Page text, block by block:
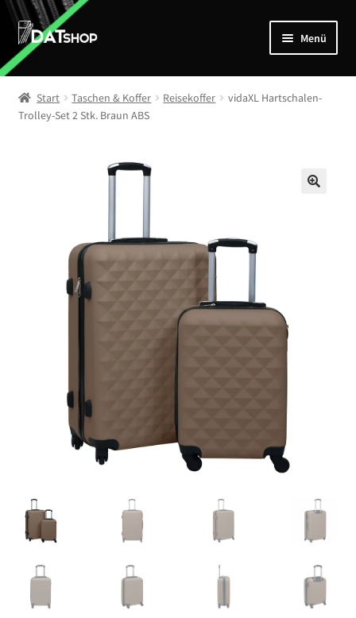
Zur
Navigation
springen
Zum
Inhalt
springen
Menü
Home
Shop
Start Taschen & Koffer Reisekoffer
vidaXL Hartschalen-
Trolley-Set 2 Stk. Braun ABS